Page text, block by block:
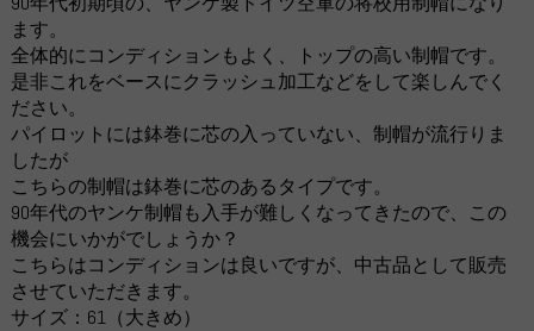
ます。
全体的にコンディションもよく、トップの高い制帽です。
是非これをベースにクラッシュ加工などをして楽しんでく
ださい。
パイロットには鉢巻に芯の入っていない、制帽が流行りま
したが
こちらの制帽は鉢巻に芯のあるタイプです。
90年代のヤンケ制帽も入手が難しくなってきたので、この
機会にいかがでしょうか？
こちらはコンディションは良いですが、中古品として販売
させていただきます。
サイズ：61（大きめ）